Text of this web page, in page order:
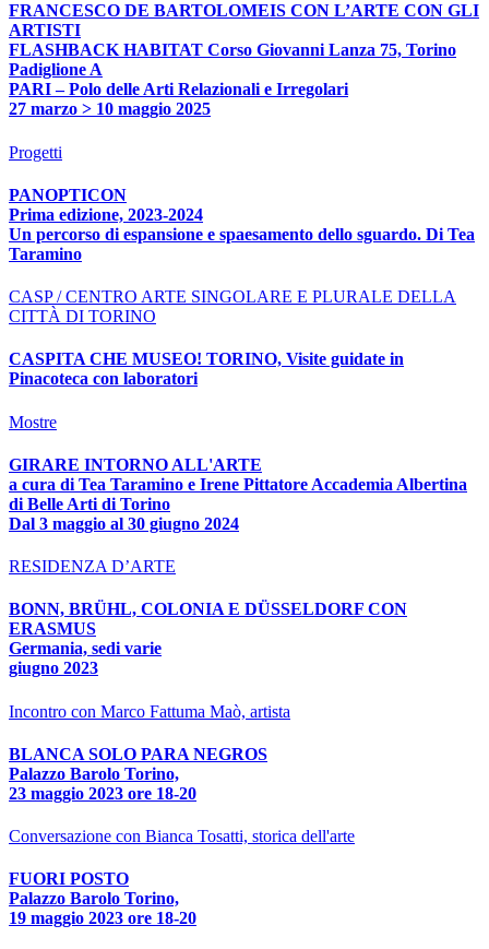
FRANCESCO DE BARTOLOMEIS CON L’ARTE CON GLI
ARTISTI
FLASHBACK HABITAT Corso Giovanni Lanza 75, Torino
Padiglione A
PARI – Polo delle Arti Relazionali e Irregolari
27 marzo > 10 maggio 2025
Progetti
PANOPTICON
Prima edizione, 2023-2024
Un percorso di espansione e spaesamento dello sguardo. Di Tea
Taramino
CASP / CENTRO ARTE SINGOLARE E PLURALE DELLA
CITTÀ DI TORINO
CASPITA CHE MUSEO! TORINO, Visite guidate in
Pinacoteca con laboratori
Mostre
GIRARE INTORNO ALL'ARTE
a cura di Tea Taramino e Irene Pittatore Accademia Albertina
di Belle Arti di Torino
Dal 3 maggio al 30 giugno 2024
RESIDENZA D’ARTE
BONN, BRÜHL, COLONIA E DÜSSELDORF CON
ERASMUS
Germania, sedi varie
giugno 2023
Incontro con Marco Fattuma Maò, artista
BLANCA SOLO PARA NEGROS
Palazzo Barolo Torino,
23 maggio 2023 ore 18-20
Conversazione con Bianca Tosatti, storica dell'arte
FUORI POSTO
Palazzo Barolo Torino,
19 maggio 2023 ore 18-20